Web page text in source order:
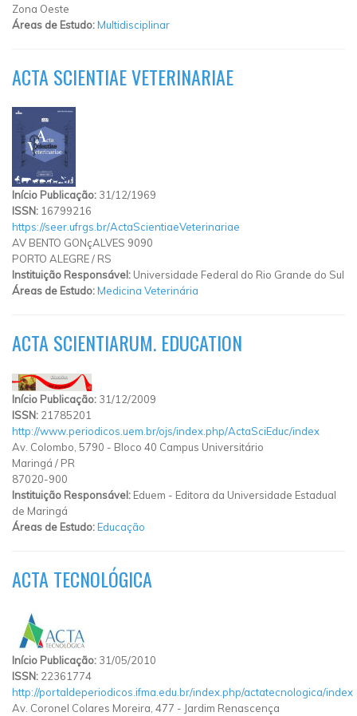
Zona Oeste
Áreas de Estudo:Multidisciplinar
ACTA SCIENTIAE VETERINARIAE
Início Publicação: 31/12/1969
ISSN: 16799216
https://seer.ufrgs.br/ActaScientiaeVeterinariae
AV BENTO GONçALVES 9090
PORTO ALEGRE/ RS
Instituição Responsável: Universidade Federal do Rio Grande do Sul
Áreas de Estudo:Medicina Veterinária
ACTA SCIENTIARUM. EDUCATION
Início Publicação: 31/12/2009
ISSN: 21785201
http://www.periodicos.uem.br/ojs/index.php/ActaSciEduc/index
Av. Colombo, 5790 - Bloco 40 Campus Universitário
Maringá / PR
87020-900
Instituição Responsável: Eduem - Editora da Universidade Estadual
de Maringá
Áreas de Estudo:Educação
ACTA TECNOLÓGICA
Início Publicação: 31/05/2010
ISSN: 22361774
http://portaldeperiodicos.ifma.edu.br/index.php/actatecnologica/index
Av. Coronel Colares Moreira, 477 - Jardim Renascença